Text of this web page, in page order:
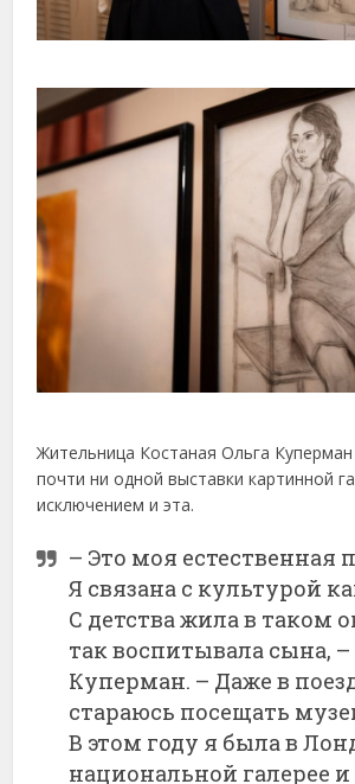
Жительница Костаная Ольга Куперман
почти ни одной выставки картинной
исключением и эта.
– Это моя естественная
Я связана с культурой
С детства жила в таком
так воспитывала сына, –
Куперман. – Даже в
стараюсь посещать
В этом году я была в
национальной галерее и